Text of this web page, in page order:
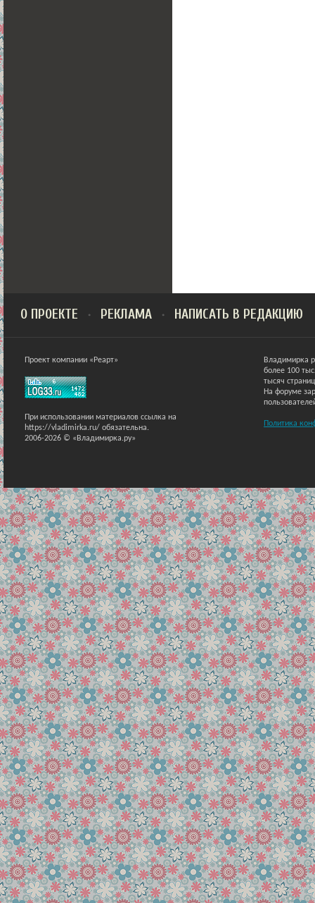
О ПРОЕКТЕ РЕКЛАМА НАПИСАТЬ В РЕДАКЦИЮ
Проект компании «Реарт»
При использовании материалов ссылка на
https://vladimirka.ru/ обязательна.
2006-2026 © «Владимирка.ру»
Владимирка
более 100
тысяч
На форуме
Политика